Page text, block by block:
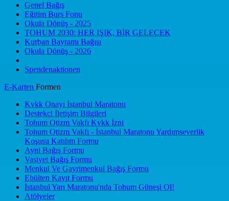
Genel Bağış
Eğitim Burs Fonu
Okula Dönüş - 2025
TOHUM 2030: HER IŞIK, BİR GELECEK
Kurban Bayramı Bağışı
Okula Dönüş - 2026
Spendenaktionen
E-Karten Formen
Kvkk Onayı İstanbul Maratonu
Destekçi İletişim Bilgileri
Tohum Otizm Vakfı Kvkk İzni
Tohum Otizm Vakfı - İstanbul Maratonu Yardımseverlik
Koşusu Katılım Formu
Ayni Bağış Formu
Vasiyet Bağış Formu
Menkul Ve Gayrimenkul Bağış Formu
Ebülten Kayıt Formu
İstanbul Yarı Maratonu'nda Tohum Güneşi Ol!
Atölyeler